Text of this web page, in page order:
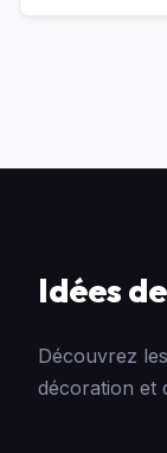
Idées
Découvrez
décoration et